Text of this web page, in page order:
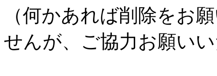
（何かあれば削除をお
せんが、ご協力お願い